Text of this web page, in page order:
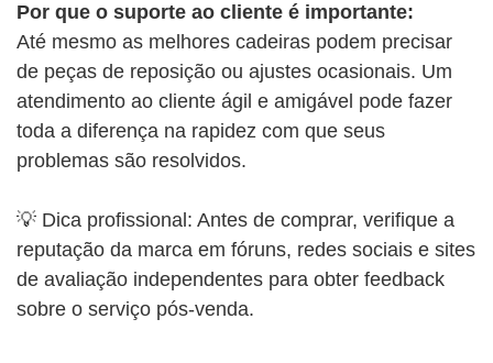
Por que o suporte ao cliente é importante:
Até mesmo as melhores cadeiras podem precisar
de peças de reposição ou ajustes ocasionais. Um
atendimento ao cliente ágil e amigável pode fazer
toda a diferença na rapidez com que seus
problemas são resolvidos.
💡 Dica profissional: Antes de comprar, verifique a
reputação da marca em fóruns, redes sociais e sites
de avaliação independentes para obter feedback
sobre o serviço pós-venda.